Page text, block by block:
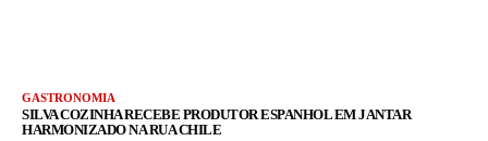
GASTRONOMIA
SILVA COZINHA RECEBE PRODUTOR ESPANHOL EM JANTAR
HARMONIZADO NA RUA CHILE